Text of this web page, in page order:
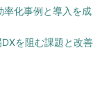
率化事例と導入を成
を阻む課題と改善